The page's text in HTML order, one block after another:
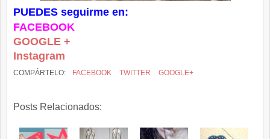
PUEDES seguirme en:
FACEBOOK
GOOGLE +
Instagram
COMPÁRTELO: FACEBOOK TWITTER GOOGLE+
Posts Relacionados: